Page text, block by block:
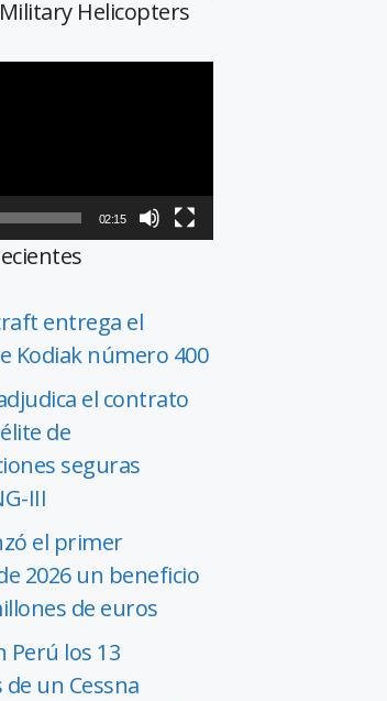
Helicopters
02:15
entrega el
Kodiak número 400
el contrato
de
seguras
III
el primer
2026 un beneficio
de euros
Perú los 13
un Cessna